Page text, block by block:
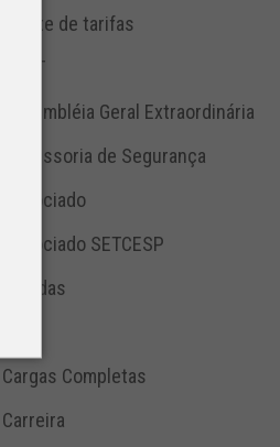
Ajuste de tarifas
ANTT
Assembléia Geral Extraordinária
Assessoria de Segurança
Associado
Associado SETCESP
Bebidas
Cargas Completas
Carreira